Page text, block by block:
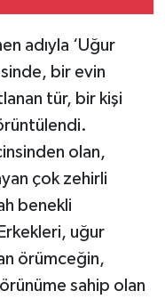
adıyla ‘Uğur
bir evin
tür, bir kişi
olan,
çok zehirli
benekli
uğur
örümceğin,
sahip olan